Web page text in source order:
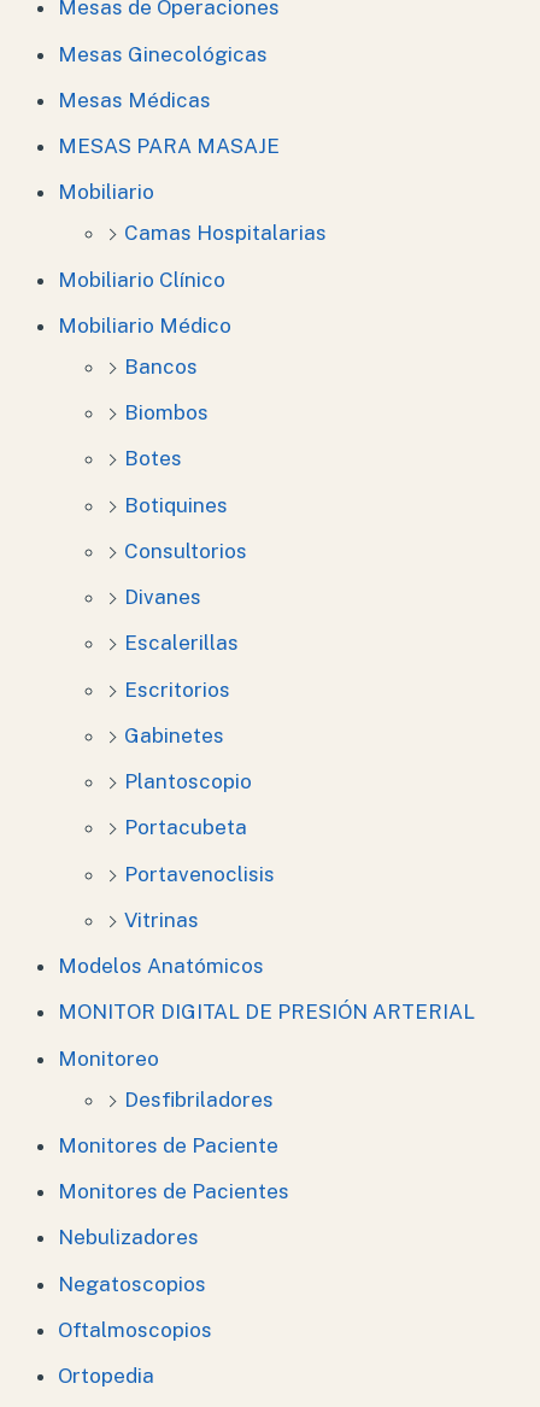
Mesas de Operaciones
Mesas Ginecológicas
Mesas Médicas
MESAS PARA MASAJE
Mobiliario
Camas Hospitalarias
Mobiliario Clínico
Mobiliario Médico
Bancos
Biombos
Botes
Botiquines
Consultorios
Divanes
Escalerillas
Escritorios
Gabinetes
Plantoscopio
Portacubeta
Portavenoclisis
Vitrinas
Modelos Anatómicos
MONITOR DIGITAL DE PRESIÓN ARTERIAL
Monitoreo
Desfibriladores
Monitores de Paciente
Monitores de Pacientes
Nebulizadores
Negatoscopios
Oftalmoscopios
Ortopedia